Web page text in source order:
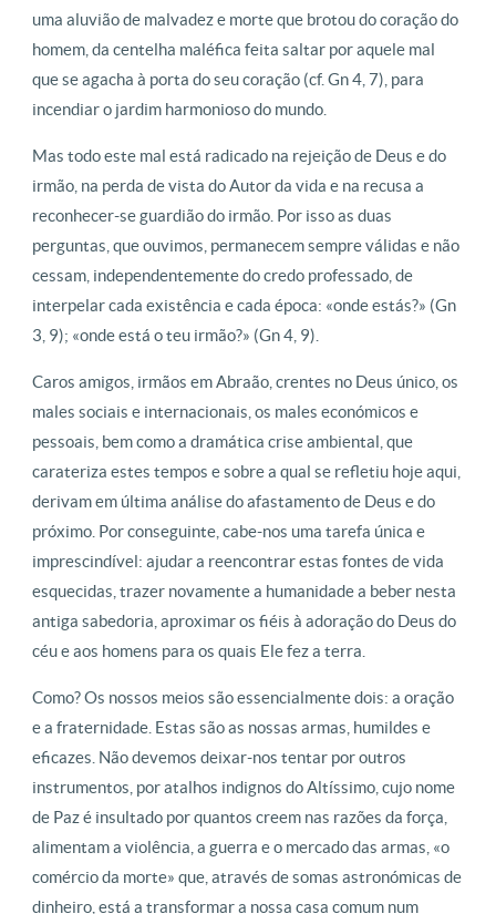
uma aluvião de malvadez e morte que brotou do coração do
homem, da centelha maléfica feita saltar por aquele mal
que se agacha à porta do seu coração (cf. Gn 4, 7), para
incendiar o jardim harmonioso do mundo.
Mas todo este mal está radicado na rejeição de Deus e do
irmão, na perda de vista do Autor da vida e na recusa a
reconhecer-se guardião do irmão. Por isso as duas
perguntas, que ouvimos, permanecem sempre válidas e não
cessam, independentemente do credo professado, de
interpelar cada existência e cada época: «onde estás?» (Gn
3, 9); «onde está o teu irmão?» (Gn 4, 9).
Caros amigos, irmãos em Abraão, crentes no Deus único, os
males sociais e internacionais, os males económicos e
pessoais, bem como a dramática crise ambiental, que
carateriza estes tempos e sobre a qual se refletiu hoje aqui,
derivam em última análise do afastamento de Deus e do
próximo. Por conseguinte, cabe-nos uma tarefa única e
imprescindível: ajudar a reencontrar estas fontes de vida
esquecidas, trazer novamente a humanidade a beber nesta
antiga sabedoria, aproximar os fiéis à adoração do Deus do
céu e aos homens para os quais Ele fez a terra.
Como? Os nossos meios são essencialmente dois: a oração
e a fraternidade. Estas são as nossas armas, humildes e
eficazes. Não devemos deixar-nos tentar por outros
instrumentos, por atalhos indignos do Altíssimo, cujo nome
de Paz é insultado por quantos creem nas razões da força,
alimentam a violência, a guerra e o mercado das armas, «o
comércio da morte» que, através de somas astronómicas de
dinheiro, está a transformar a nossa casa comum num